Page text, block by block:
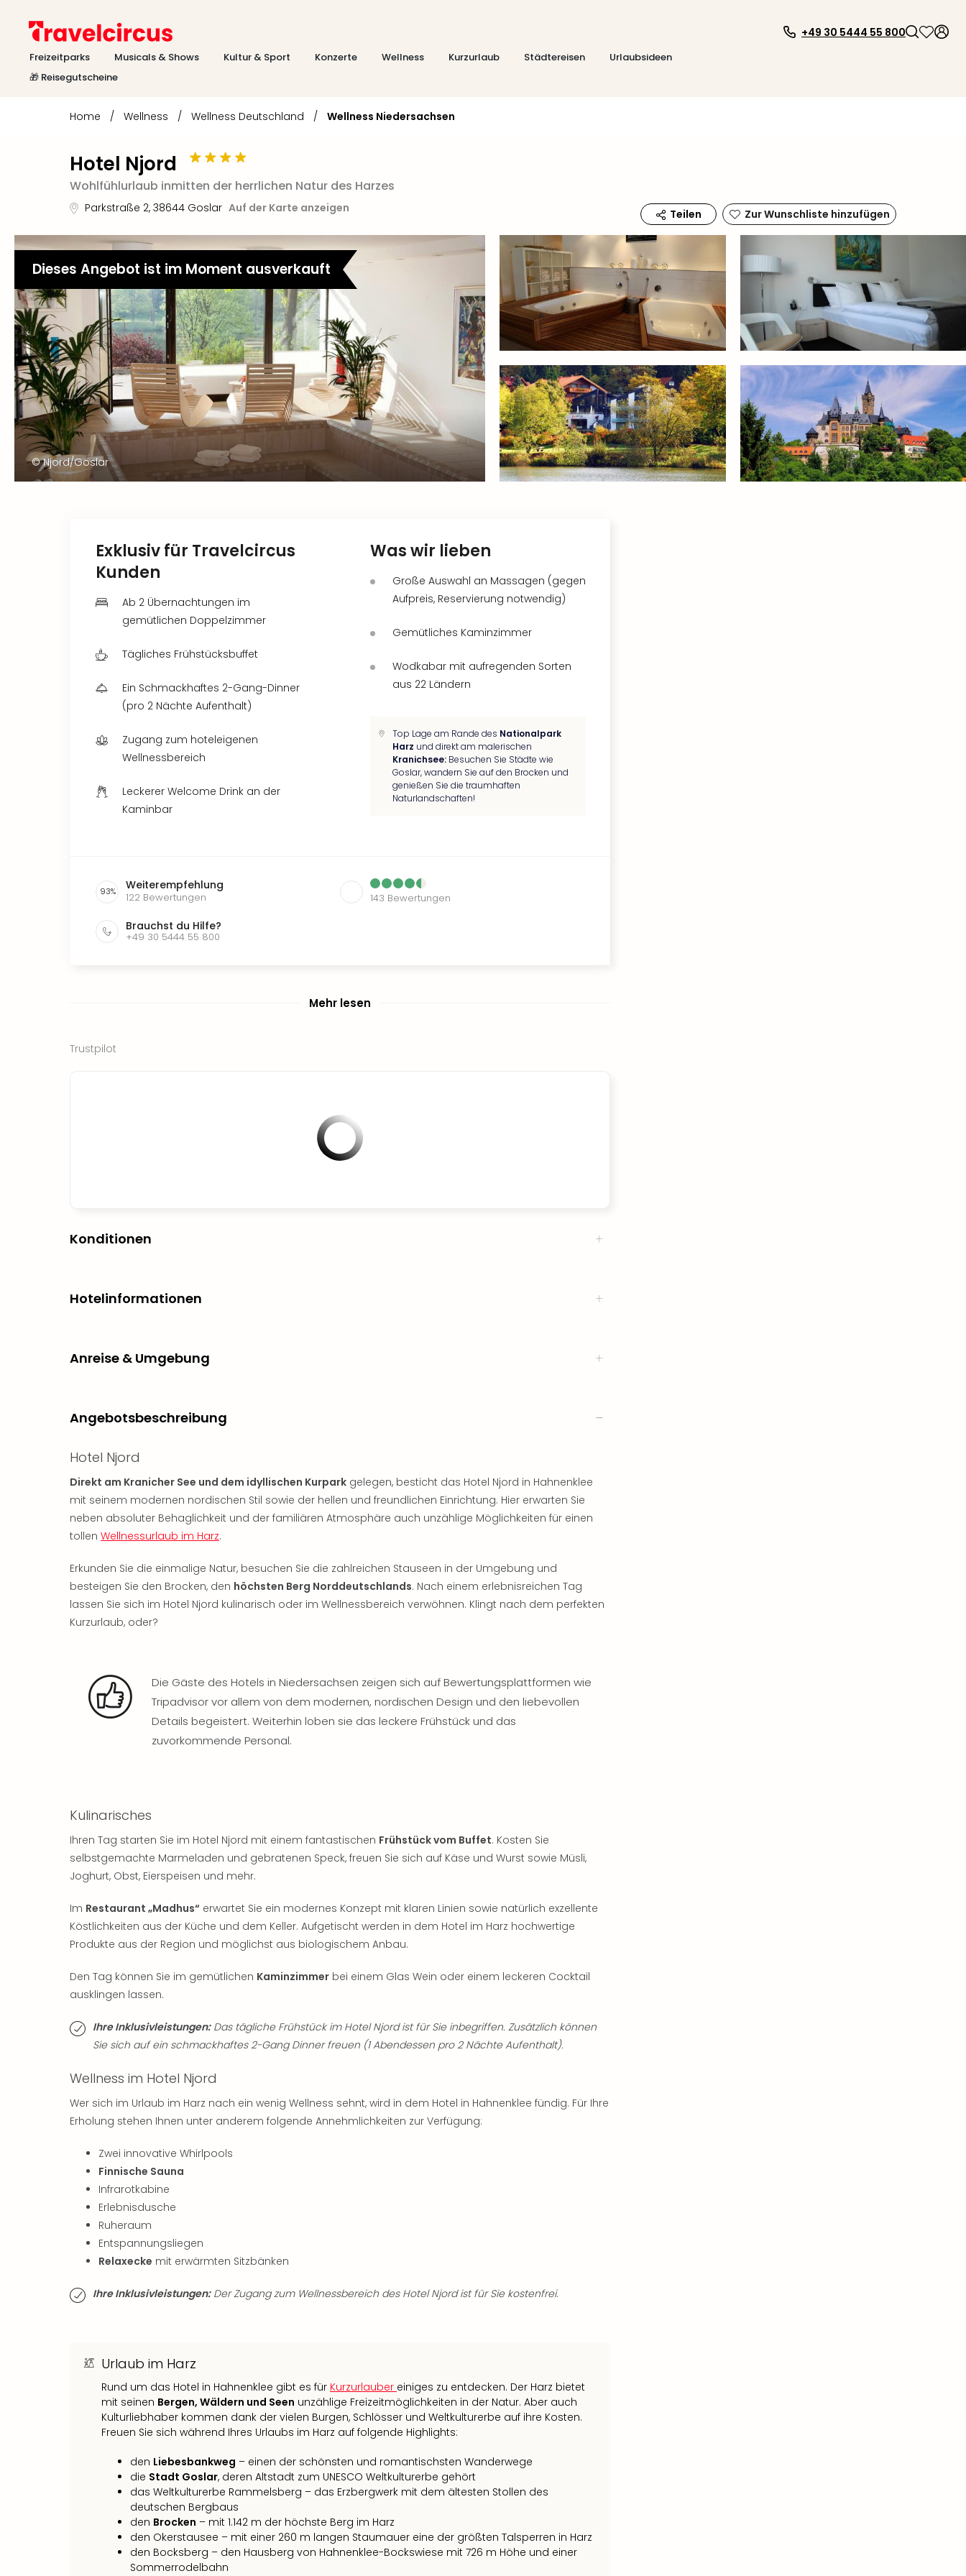
Freizeitparks Musicals & Shows Kultur & Sport Konzerte Wellness Kurzurlaub Städtereisen
Urlaubsideen
🎁 Reisegutscheine
+49 30 5444 55 800
Home / Wellness / Wellness Deutschland / Wellness Niedersachsen
Hotel Njord
Wohlfühlurlaub inmitten der herrlichen Natur des Harzes
Parkstraße 2, 38644 Goslar Auf der Karte anzeigen Teilen Zur Wunschliste hinzufügen
Dieses Angebot ist im Moment ausverkauft
© Njord/Goslar
Exklusiv für Travelcircus
Kunden
Ab 2 Übernachtungen im
gemütlichen Doppelzimmer
Tägliches Frühstücksbuffet
Ein Schmackhaftes 2-Gang-Dinner
(pro 2 Nächte Aufenthalt)
Zugang zum hoteleigenen
Wellnessbereich
Leckerer Welcome Drink an der
Kaminbar
Was wir lieben
Große Auswahl an Massagen (gegen
Aufpreis, Reservierung notwendig)
Gemütliches Kaminzimmer
Wodkabar mit aufregenden Sorten
aus 22 Ländern
Top Lage am Rande des Nationalpark
Harz und direkt am malerischen
Kranichsee: Besuchen Sie Städte wie
Goslar, wandern Sie auf den Brocken und
genießen Sie die traumhaften
Naturlandschaften!
93% Weiterempfehlung
122 Bewertungen 143 Bewertungen
Brauchst du Hilfe?
+49 30 5444 55 800
Mehr lesen
Trustpilot
Konditionen
Hotelinformationen
Anreise & Umgebung
Angebotsbeschreibung
Hotel Njord
Direkt am Kranicher See und dem idyllischen Kurpark gelegen, besticht das Hotel Njord in Hahnenklee
mit seinem modernen nordischen Stil sowie der hellen und freundlichen Einrichtung. Hier erwarten Sie
neben absoluter Behaglichkeit und der familiären Atmosphäre auch unzählige Möglichkeiten für einen
tollen Wellnessurlaub im Harz.
Erkunden Sie die einmalige Natur, besuchen Sie die zahlreichen Stauseen in der Umgebung und
besteigen Sie den Brocken, den höchsten Berg Norddeutschlands. Nach einem erlebnisreichen Tag
lassen Sie sich im Hotel Njord kulinarisch oder im Wellnessbereich verwöhnen. Klingt nach dem perfekten
Kurzurlaub, oder?
Die Gäste des Hotels in Niedersachsen zeigen sich auf Bewertungsplattformen wie
Tripadvisor vor allem von dem modernen, nordischen Design und den liebevollen
Details begeistert. Weiterhin loben sie das leckere Frühstück und das
zuvorkommende Personal.
Kulinarisches
Ihren Tag starten Sie im Hotel Njord mit einem fantastischen Frühstück vom Buffet. Kosten Sie
selbstgemachte Marmeladen und gebratenen Speck, freuen Sie sich auf Käse und Wurst sowie Müsli,
Joghurt, Obst, Eierspeisen und mehr.
Im Restaurant „Madhus“ erwartet Sie ein modernes Konzept mit klaren Linien sowie natürlich exzellente
Köstlichkeiten aus der Küche und dem Keller. Aufgetischt werden in dem Hotel im Harz hochwertige
Produkte aus der Region und möglichst aus biologischem Anbau.
Den Tag können Sie im gemütlichen Kaminzimmer bei einem Glas Wein oder einem leckeren Cocktail
ausklingen lassen.
Ihre Inklusivleistungen:Das tägliche Frühstück im Hotel Njord ist für Sie inbegriffen. Zusätzlich können
Sie sich auf ein schmackhaftes 2-Gang Dinner freuen (1 Abendessen pro 2 Nächte Aufenthalt).
Wellness im Hotel Njord
Wer sich im Urlaub im Harz nach ein wenig Wellness sehnt, wird in dem Hotel in Hahnenklee fündig. Für Ihre
Erholung stehen Ihnen unter anderem folgende Annehmlichkeiten zur Verfügung:
Zwei innovative Whirlpools
Finnische Sauna
Infrarotkabine
Erlebnisdusche
Ruheraum
Entspannungsliegen
Relaxecke mit erwärmten Sitzbänken
Ihre Inklusivleistungen:Der Zugang zum Wellnessbereich des Hotel Njord ist für Sie kostenfrei.
Urlaub im Harz
Rund um das Hotel in Hahnenklee gibt es für Kurzurlauber einiges zu entdecken. Der Harz bietet
mit seinen Bergen, Wäldern und Seen unzählige Freizeitmöglichkeiten in der Natur. Aber auch
Kulturliebhaber kommen dank der vielen Burgen, Schlösser und Weltkulturerbe auf ihre Kosten.
Freuen Sie sich während Ihres Urlaubs im Harz auf folgende Highlights:
den Liebesbankweg – einen der schönsten und romantischsten Wanderwege
die Stadt Goslar, deren Altstadt zum UNESCO Weltkulturerbe gehört
das Weltkulturerbe Rammelsberg – das Erzbergwerk mit dem ältesten Stollen des
deutschen Bergbaus
den Brocken – mit 1.142 m der höchste Berg im Harz
den Okerstausee – mit einer 260 m langen Staumauer eine der größten Talsperren in Harz
den Bocksberg – den Hausberg von Hahnenklee-Bockswiese mit 726 m Höhe und einer
Sommerrodelbahn